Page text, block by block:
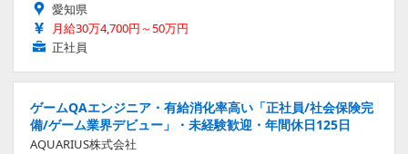
愛知県
月給30万4,700円～50万円
正社員
ゲームQAエンジニア・有給消化率高い「正社員/社会保険完
備/ゲーム業界デビュー」・未経験歓迎・年間休日125日
AQUARIUS株式会社